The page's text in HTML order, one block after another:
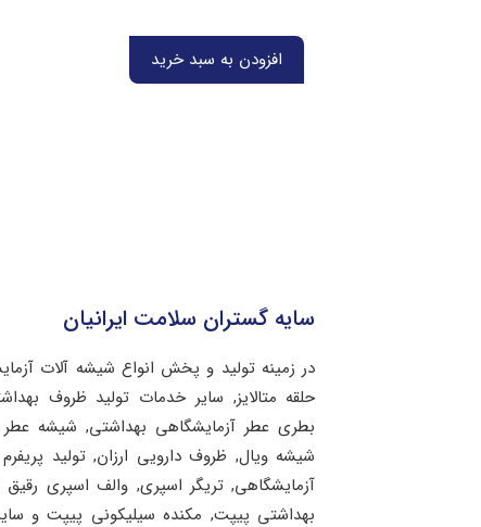
افزودن به سبد خرید
سایه گستران سلامت ایرانیان
در زمینه تولید و پخش انواع شیشه آلات
حلقه متالایز, سایر خدمات تولید ظروف
بطری عطر آزمایشگاهی بهداشتی, شیشه
شیشه ویال, ظروف دارویی ارزان, تولید
آزمایشگاهی, تریگر اسپری, والف اسپری
بهداشتی پیپت, مکنده سیلیکونی پیپت و